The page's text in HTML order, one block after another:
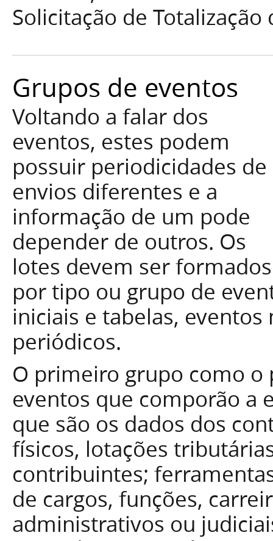
Solicitação de
Grupos de eventos
Voltando a falar dos
eventos, estes podem
possuir periodicidades de
envios diferentes e a
informação de um pode
depender de outros. Os
lotes devem ser formados
por tipo ou grupo de
iniciais e tabelas,
periódicos.
O primeiro grupo como o
eventos que comporão a
que são os dados dos
físicos, lotações
contribuintes;
de cargos, funções,
administrativos ou